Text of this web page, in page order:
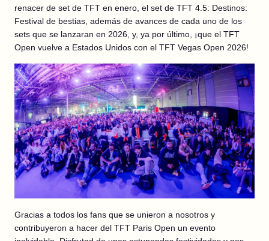
renacer de set de TFT en enero, el set de TFT 4.5: Destinos:
Festival de bestias, además de avances de cada uno de los
sets que se lanzaran en 2026, y, ya por último, ¡que el TFT
Open vuelve a Estados Unidos con el TFT Vegas Open 2026!
Gracias a todos los fans que se unieron a nosotros y
contribuyeron a hacer del TFT Paris Open un evento